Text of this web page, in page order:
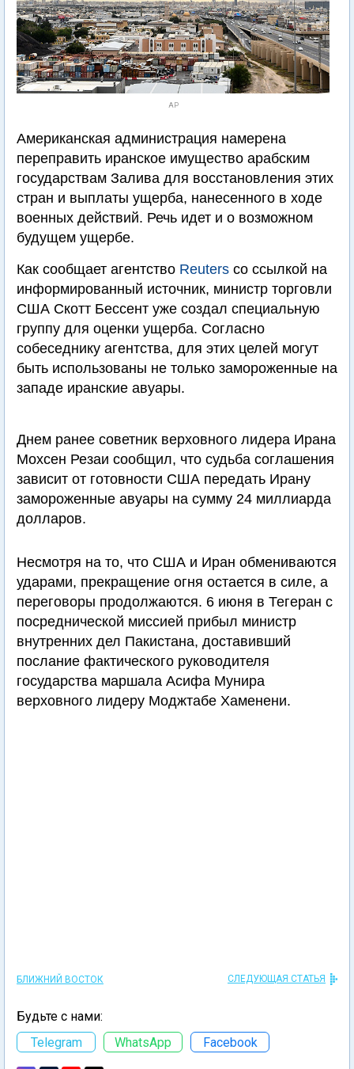
AP
Американская администрация намерена
переправить иранское имущество арабским
государствам Залива для восстановления этих
стран и выплаты ущерба, нанесенного в ходе
военных действий. Речь идет и о возможном
будущем ущербе.
Как сообщает агентство Reuters со ссылкой на
информированный источник, министр торговли
США Скотт Бессент уже создал специальную
группу для оценки ущерба. Согласно
собеседнику агентства, для этих целей могут
быть использованы не только замороженные на
западе иранские авуары.
Днем ранее советник верховного лидера Ирана
Мохсен Резаи сообщил, что судьба соглашения
зависит от готовности США передать Ирану
замороженные авуары на сумму 24 миллиарда
долларов.
Несмотря на то, что США и Иран обмениваются
ударами, прекращение огня остается в силе, а
переговоры продолжаются. 6 июня в Тегеран с
посреднической миссией прибыл министр
внутренних дел Пакистана, доставивший
послание фактического руководителя
государства маршала Асифа Мунира
верховного лидеру Моджтабе Хаменени.
БЛИЖНИЙ ВОСТОК СЛЕДУЮЩАЯ СТАТЬЯ
Будьте с нами:
Telegram
WhatsApp Facebook